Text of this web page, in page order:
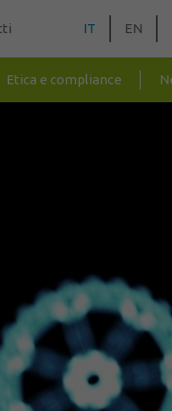
IT EN
Etica e compliance